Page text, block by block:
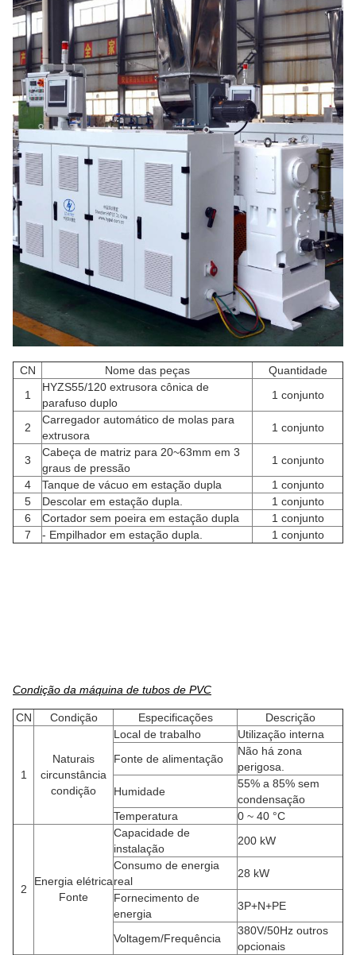
CN Nome das peças
Quantidade
1
HYZS55/120 extrusora cônica de
parafuso duplo
1 conjunto
2
Carregador automático de molas para
extrusora
1 conjunto
3
Cabeça de matriz para 20~63mm em 3
graus de pressão
1 conjunto
4
Tanque de vácuo em estação dupla
1 conjunto
5
Descolar em estação dupla.
1 conjunto
6
Cortador sem poeira em estação dupla
1 conjunto
7
- Empilhador em estação dupla. 1 conjunto
Condição da máquina de tubos de PVC
CN Condição Especificações Descrição
1
Naturais
circunstância
condição
Local de trabalho
Utilização interna
Fonte de alimentação
Não há zona
perigosa.
Humidade
55% a 85% sem
condensação
Temperatura
0 ~ 40 °C
2
Energia elétrica
Fonte
Capacidade de
instalação
200 kW
Consumo de energia
real
28 kW
Fornecimento de
energia
3P+N+PE
Voltagem/Frequência
380V/50Hz outros
opcionais